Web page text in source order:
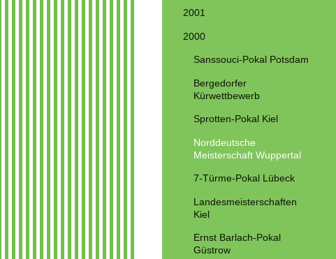
2001
2000
Sanssouci-Pokal Potsdam
Bergedorfer
Kürwettbewerb
Sprotten-Pokal Kiel
Norddeutsche
Meisterschaft Wuppertal
7-Türme-Pokal Lübeck
Landesmeisterschaften
Kiel
Ernst Barlach-Pokal
Güstrow